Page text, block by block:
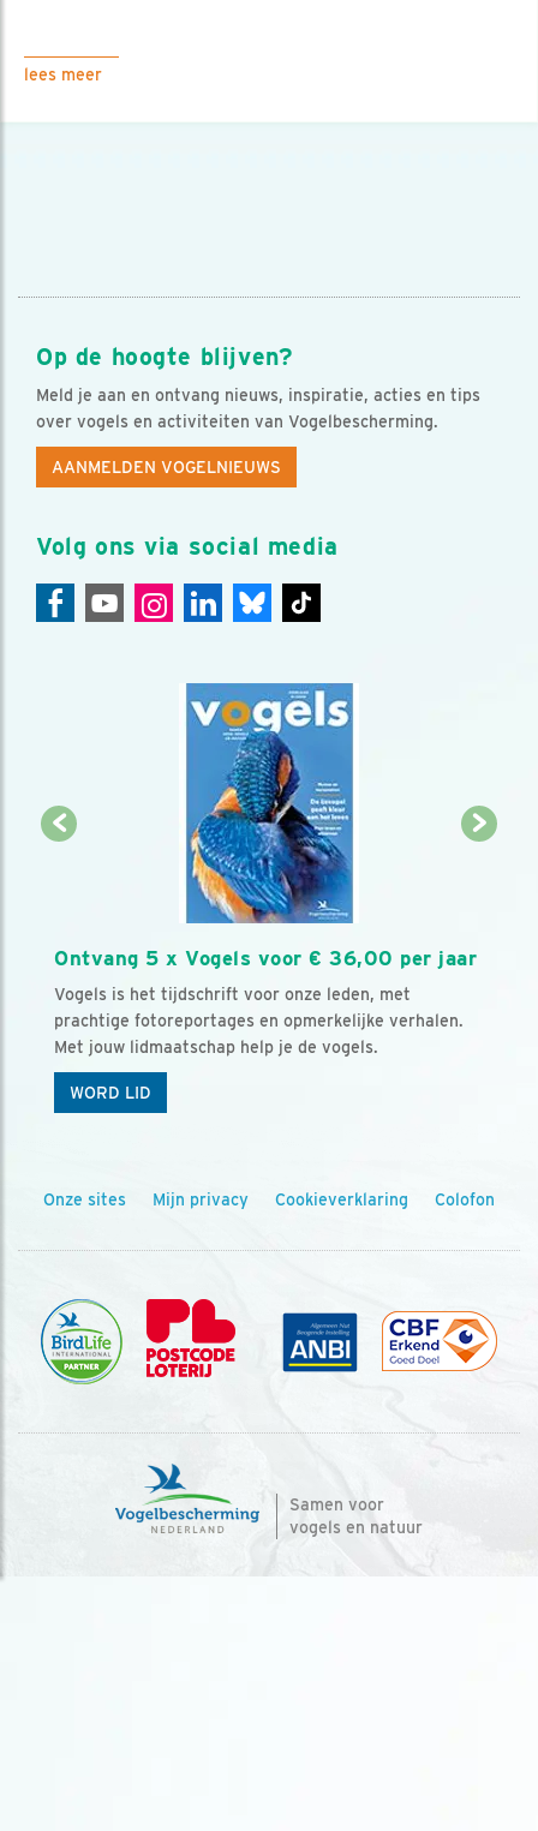
lees meer
Op de hoogte blijven?
Meld je aan en ontvang nieuws, inspiratie, acties en tips
over vogels en activiteiten van Vogelbescherming.
AANMELDEN VOGELNIEUWS
Volg ons via social media
Ontvang 5 x Vogels voor € 36,00 per jaar
Vogels is het tijdschrift voor onze leden, met
prachtige fotoreportages en opmerkelijke verhalen.
Met jouw lidmaatschap help je de vogels.
WORD LID
Onze sites Mijn privacy Cookieverklaring Colofon
Samen voor
vogels en natuur